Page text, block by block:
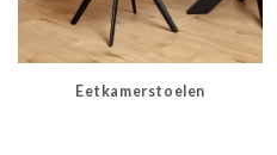
Eetkamerstoelen